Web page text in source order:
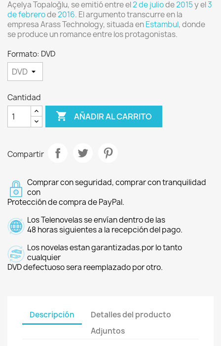
Açelya Topaloğlu, se emitió entre el2 de juliode2015y el3
de febrerode2016. El argumento transcurre en la
empresa Arass Technology, situada enEstambul, donde
se produce un romance entre los protagonistas.
Formato: DVD
Cantidad
 AÑADIR AL CARRITO
Compartir
Comprar con seguridad, comprar con tranquilidad
con
Protección de compra de PayPal.
Los Telenovelas se envían dentro de las
48 horas siguientes a la recepción del pago.
Los novelas estan garantizadas.por lo tanto
cualquier
DVD defectuoso sera reemplazado por otro.
Descripción
Detalles del producto
Adjuntos